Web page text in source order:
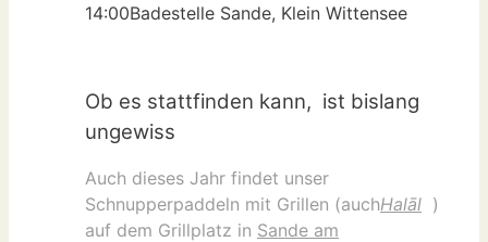
14:00Badestelle Sande, Klein Wittensee
Ob es stattfinden kann, ist bislang
ungewiss
Auch dieses Jahr findet unser
Schnupperpaddeln mit Grillen (auchHalāl )
auf dem Grillplatz in Sande am